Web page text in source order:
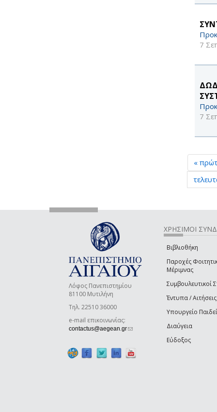
7
7
«
Λόφος Πανεπιστημίου
81100 Μυτιλήνη
Τηλ. 22510 36000
e-mail επικοινωνίας:
contactus@aegean.gr(link sends e-mail)
ΧΡΗΣΙΜΟΙ
Βιβλιοθήκη
Παροχές
Μέριμνας
Συμβουλευτικοί
Έντυπα / Αιτήσεις
Υπουργείο
Διαύγεια
Εύδοξος